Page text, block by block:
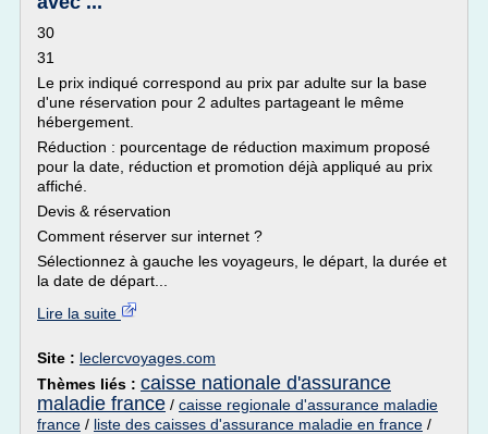
30
31
Le prix indiqué correspond au prix par adulte sur la base
d'une réservation pour 2 adultes partageant le même
hébergement.
Réduction : pourcentage de réduction maximum proposé
pour la date, réduction et promotion déjà appliqué au prix
affiché.
Devis & réservation
Comment réserver sur internet ?
Sélectionnez à gauche les voyageurs, le départ, la durée et
la date de départ...
Lire la suite
Site : leclercvoyages.com
Thèmes liés : caisse nationale d'assurance
maladie france / caisse regionale d'assurance maladie
france / liste des caisses d'assurance maladie en france /